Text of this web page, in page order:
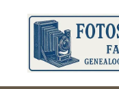
conteúdo